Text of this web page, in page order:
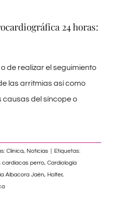
24 horas:
de realizar el seguimiento
las arritmias así como
causas del síncope o
Clínica, Noticias
Etiquetas:
cardíacas perro, Cardiología
Albacora Jaén, Holter,